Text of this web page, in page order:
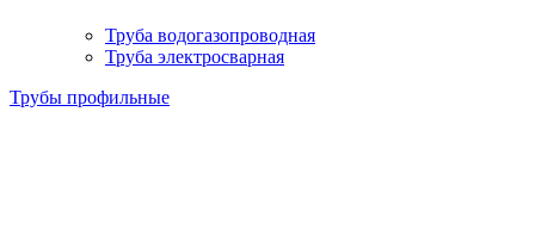
Труба водогазопроводная
Труба электросварная
Трубы профильные